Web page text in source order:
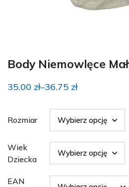
Body Niemowlęce
35.00 zł–36.75 zł
Rozmiar
Wiek
Dziecka
EAN